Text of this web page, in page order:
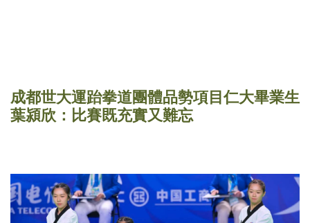
成都世大運跆拳道團體品勢項目仁大畢業生
葉潁欣：比賽既充實又難忘